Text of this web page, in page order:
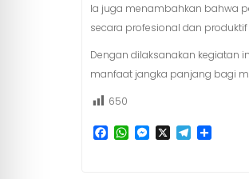
Ia juga menambahkan bahwa
secara profesional dan
Dengan dilaksanakan kegiatan
manfaat jangka panjang bagi
650
W M X T